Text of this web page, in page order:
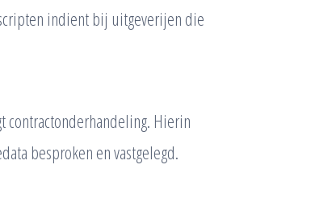
indient bij uitgeverijen die
contractonderhandeling. Hierin
besproken en vastgelegd.